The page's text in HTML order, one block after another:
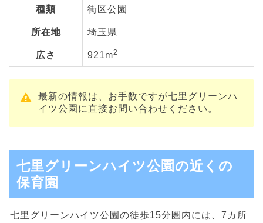
種類 街区公園
所在地 埼玉県
広さ 921m2
最新の情報は、お手数ですが七里グリーンハ
イツ公園に直接お問い合わせください。
七里グリーンハイツ公園の近くの
保育園
七里グリーンハイツ公園の徒歩15分圏内には、7カ所